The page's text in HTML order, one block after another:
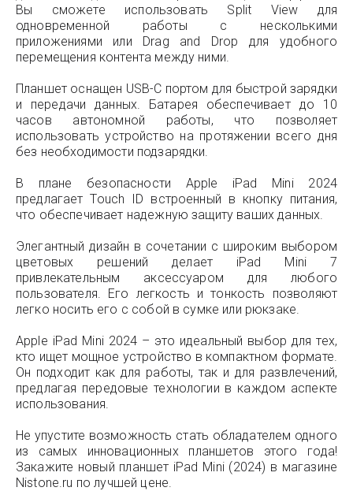
Вы сможете использовать Split View для
одновременной работы с несколькими
приложениями или Drag and Drop для удобного
перемещения контента между ними.
Планшет оснащен USB-C портом для быстрой зарядки
и передачи данных. Батарея обеспечивает до 10
часов автономной работы, что позволяет
использовать устройство на протяжении всего дня
без необходимости подзарядки.
В плане безопасности Apple iPad Mini 2024
предлагает Touch ID встроенный в кнопку питания,
что обеспечивает надежную защиту ваших данных.
Элегантный дизайн в сочетании с широким выбором
цветовых решений делает iPad Mini 7
привлекательным аксессуаром для любого
пользователя. Его легкость и тонкость позволяют
легко носить его с собой в сумке или рюкзаке.
Apple iPad Mini 2024 – это идеальный выбор для тех,
кто ищет мощное устройство в компактном формате.
Он подходит как для работы, так и для развлечений,
предлагая передовые технологии в каждом аспекте
использования.
Не упустите возможность стать обладателем одного
из самых инновационных планшетов этого года!
Закажите новый планшет iPad Mini (2024) в магазине
Nistone.ru по лучшей цене.